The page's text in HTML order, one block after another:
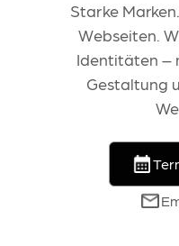
Starke
Webseiten.
Identitäten –
Gestaltung